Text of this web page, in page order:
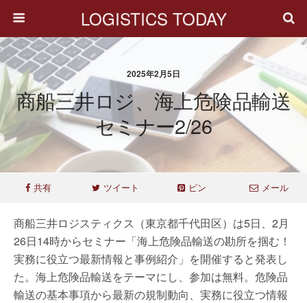
LOGISTICS TODAY
2025年2月5日
商船三井ロジ、海上危険品輸送
セミナー2/26
共有 ツイート ピン メール
商船三井ロジスティクス（東京都千代田区）は5日、2月
26日14時からセミナー「海上危険品輸送の勘所を掴む！
実務に役立つ最新情報と事例紹介」を開催すると発表し
た。海上危険品輸送をテーマにし、参加は無料。危険品
輸送の基本事項から最新の規制動向、実務に役立つ情報